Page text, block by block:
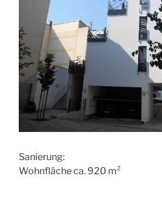
Sanierung:
Wohnfläche ca. 920 m²